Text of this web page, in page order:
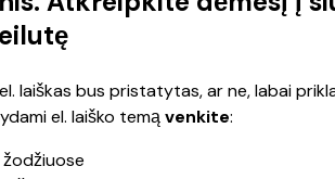
laiškas bus pristatytas, ar ne, labai
el. laiško temą venkite:
žodžiuose